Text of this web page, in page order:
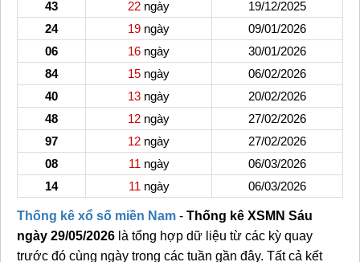
43
22 ngày
19/12/2025
24
19 ngày
09/01/2026
06
16 ngày
30/01/2026
84
15 ngày
06/02/2026
40
13 ngày
20/02/2026
48
12 ngày
27/02/2026
97
12 ngày
27/02/2026
08
11 ngày
06/03/2026
14
11 ngày 06/03/2026
Thống kê xổ số miền Nam - Thống kê XSMN Sáu
ngày 29/05/2026 là tổng hợp dữ liệu từ các kỳ quay
trước đó cùng ngày trong các tuần gần đây. Tất cả kết